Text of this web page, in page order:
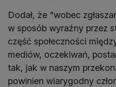
Dodał, że "wobec
w sposób wyraźny przez
część społeczności
mediów, oczekiwań,
tak, jak w naszym
powinien wiarygodny